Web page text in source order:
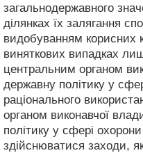
загальнодержавного
ділянках їх залягання
видобуванням корисних
виняткових випадках
центральним органом
державну політику у
раціонального
органом виконавчої
політику у сфері
здійснюватися заходи,